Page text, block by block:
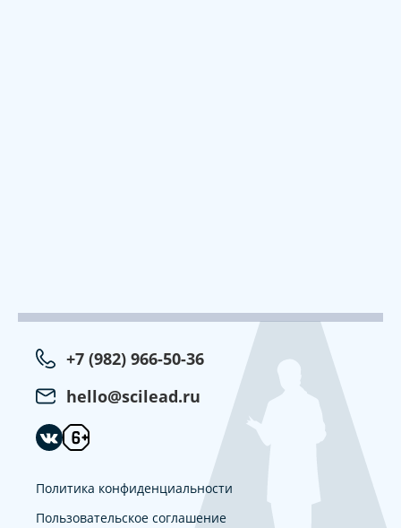
+7 (982) 966-50-36
hello@scilead.ru
Политика конфиденциальности
Пользовательское соглашение